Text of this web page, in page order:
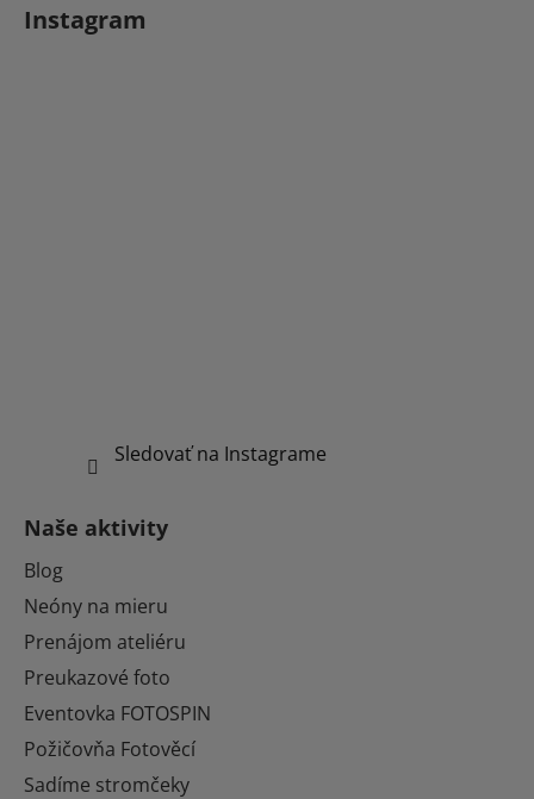
Instagram
Sledovať na Instagrame
Naše aktivity
Blog
Neóny na mieru
Prenájom ateliéru
Preukazové foto
Eventovka FOTOSPIN
Požičovňa Fotověcí
Sadíme stromčeky